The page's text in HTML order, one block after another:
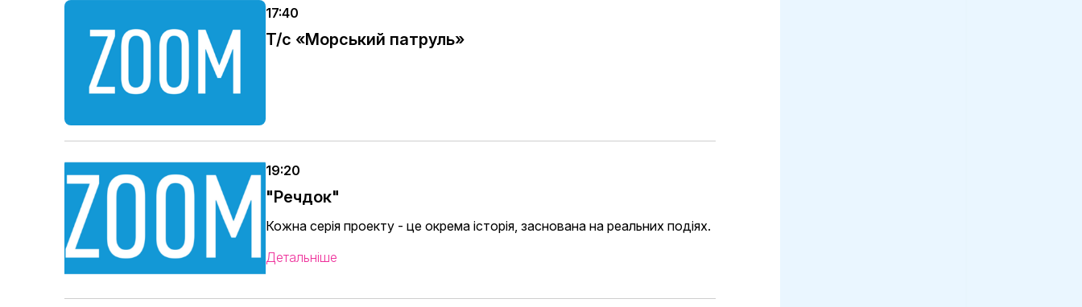
17:40
Т/с «Морський патруль»
19:20
"Речдок"
Кожна серія проекту - це окрема історія, заснована на реальних подіях.
Детальніше